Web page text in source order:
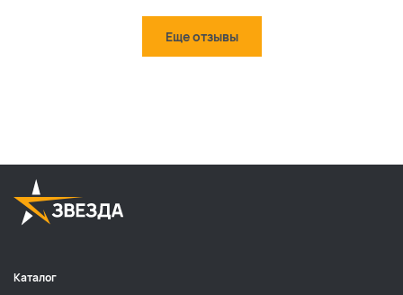
Еще отзывы
Каталог